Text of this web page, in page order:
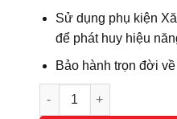
Sử dụng phụ kiện
để phát huy hiệu
Bảo hành trọn đời
Số lượng